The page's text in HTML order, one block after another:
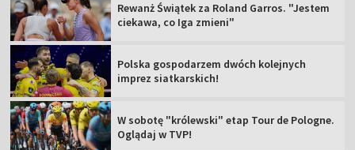
Rewanż Świątek za Roland Garros. "Jestem
ciekawa, co Iga zmieni"
Polska gospodarzem dwóch kolejnych
imprez siatkarskich!
W sobotę "królewski" etap Tour de Pologne.
Oglądaj w TVP!